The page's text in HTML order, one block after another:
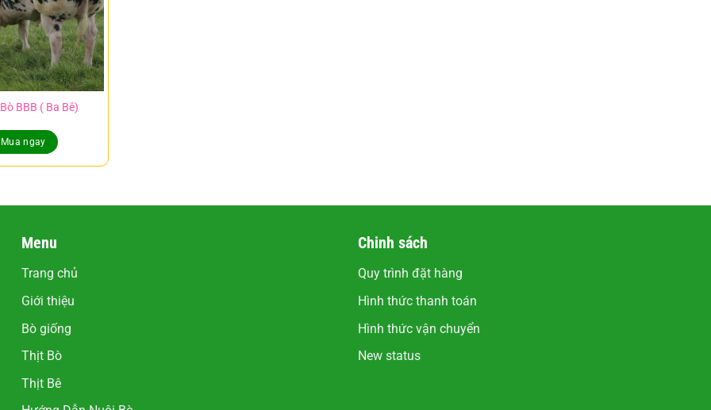
BBB ( Ba Bê)
Mua ngay
Menu
Trang chủ
Giới thiệu
Bò giống
Thịt Bò
Thịt Bê
Chinh sách
Quy trình đặt hàng
Hình thức thanh toán
Hình thức vận chuyển
New status